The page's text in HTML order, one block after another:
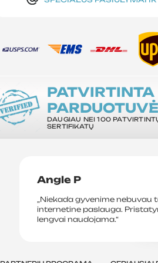
PATVIRTINTA
PARDUOTUVĖ
DAUGIAU NEI 100
SERTIFIKATŲ
Angle P
„Niekada gyvenime
internetine paslauga.
lengvai naudojama.“